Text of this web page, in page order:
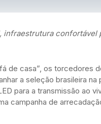
infraestrutura confortável
de casa”, os torcedores
a seleção brasileira na
para a transmissão ao
campanha de